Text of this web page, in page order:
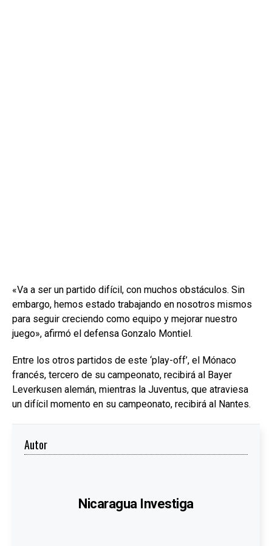
«Va a ser un partido difícil, con muchos obstáculos. Sin
embargo, hemos estado trabajando en nosotros mismos
para seguir creciendo como equipo y mejorar nuestro
juego», afirmó el defensa Gonzalo Montiel.
Entre los otros partidos de este ‘play-off’, el Mónaco
francés, tercero de su campeonato, recibirá al Bayer
Leverkusen alemán, mientras la Juventus, que atraviesa
un difícil momento en su campeonato, recibirá al Nantes.
Autor
Nicaragua Investiga